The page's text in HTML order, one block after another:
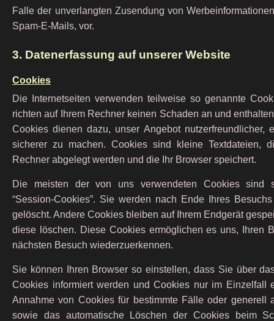
Falle der unverlangten Zusendung von
Spam-E-Mails, vor.
3. Datenerfassung auf unserer Website
Cookies
Die Internetseiten verwenden teilweise so genannte
richten auf Ihrem Rechner keinen Schaden an und
Cookies dienen dazu, unser Angebot nutzerfreundlicher,
sicherer zu machen. Cookies sind kleine Textdateien,
Rechner abgelegt werden und die Ihr Browser speichert.
Die meisten der von uns verwendeten Cookies sind
“Session-Cookies”. Sie werden nach Ende Ihres
gelöscht. Andere Cookies bleiben auf Ihrem Endgerät
diese löschen. Diese Cookies ermöglichen es uns, Ihren
nächsten Besuch wiederzuerkennen.
Sie können Ihren Browser so einstellen, dass Sie über
Cookies informiert werden und Cookies nur im Einzelfall
Annahme von Cookies für bestimmte Fälle oder generell
sowie das automatische Löschen der Cookies beim